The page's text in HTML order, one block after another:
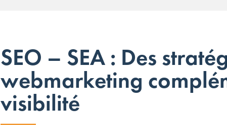
SEO – SEA : Des
webmarketing
visibilité